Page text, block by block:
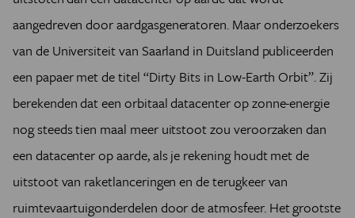
aangedreven door aardgasgeneratoren. Maar onderzoekers
van de Universiteit van Saarland in Duitsland publiceerden
een papaer met de titel “Dirty Bits in Low-Earth Orbit”. Zij
berekenden dat een orbitaal datacenter op zonne-energie
nog steeds tien maal meer uitstoot zou veroorzaken dan
een datacenter op aarde, als je rekening houdt met de
uitstoot van raketlanceringen en de terugkeer van
ruimtevaartuigonderdelen door de atmosfeer. Het grootste